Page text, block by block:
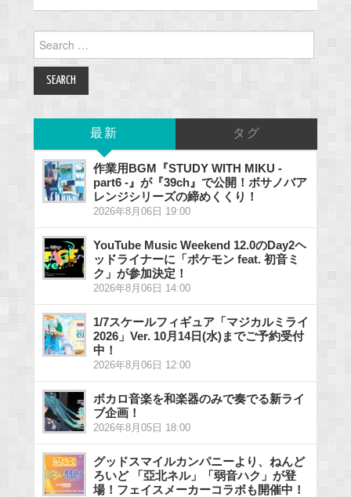
for:
最新 タグ
作業用BGM『STUDY WITH MIKU -
part6 -』が『39ch』で公開！ボサノバア
レンジシリーズの締めくくり！
2026年8月06日 19:00
YouTube Music Weekend 12.0のDay2ヘ
ッドライナーに「ポケモン feat. 初音ミ
ク」が参加決定！
2026年8月06日 14:00
1/7スケールフィギュア「マジカルミライ
2026」Ver. 10月14日(水)までご予約受付
中！
2026年8月06日 12:00
ボカロ音楽を和楽器のみで奏でる新ライ
ブ企画！
2026年8月05日 18:00
グッドスマイルカンパニーより、ねんど
ろいど 「亞北ネル」「弱音ハク」が登
場！フェイスメーカーコラボも開催中！